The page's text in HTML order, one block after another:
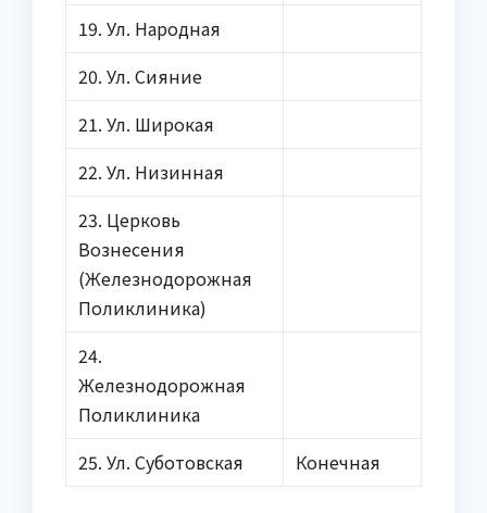
19. Ул. Народная
20. Ул. Сияние
21. Ул. Широкая
22. Ул. Низинная
23. Церковь
Вознесения
(Железнодорожная
Поликлиника)
24.
Железнодорожная
Поликлиника
25. Ул. Суботовская
Конечная